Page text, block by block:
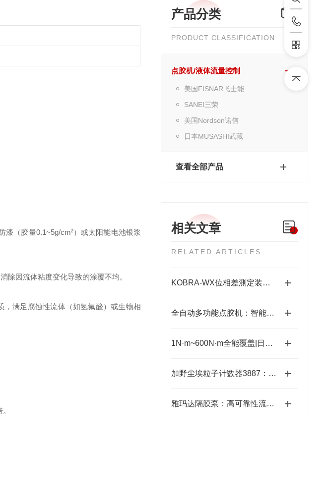
产品分类
PRODUCT CLASSIFICATION
点胶机/液体流量控制
美国FISNAR飞士能
SANEI三荣
美国Nordson诺信
日本MUSASHI武藏
查看全部产品
相关文章
RELATED ARTICLES
KOBRA-WX位相差測定装置技术原理：让“相位”变成“光强”
全自动多功能点胶机：智能制造中的精密“画师”
1N·m~600N·m全能覆盖|日本ESTIC艾斯迪克超宽扭矩弯头枪
加野尘埃粒子计数器3887：洁净环境监测的“眼睛”
雅玛达隔膜泵：高可靠性流体输送的工业优选
（胶量0.1~5g/cm²）或太阳能电池银浆
除因流体粘度变化导致的涂覆不均。
，满足腐蚀性流体（如氢氟酸）或生物相